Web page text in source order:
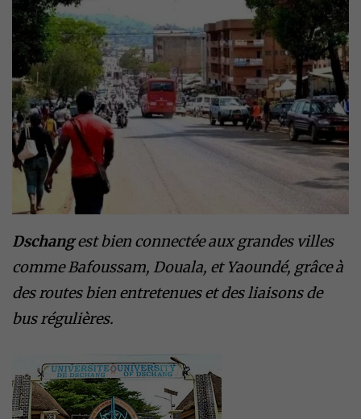
Dschangest bien connectée aux grandes villes
comme Bafoussam, Douala, et Yaoundé, grâce à
des routes bien entretenues et des liaisons de
bus régulières.